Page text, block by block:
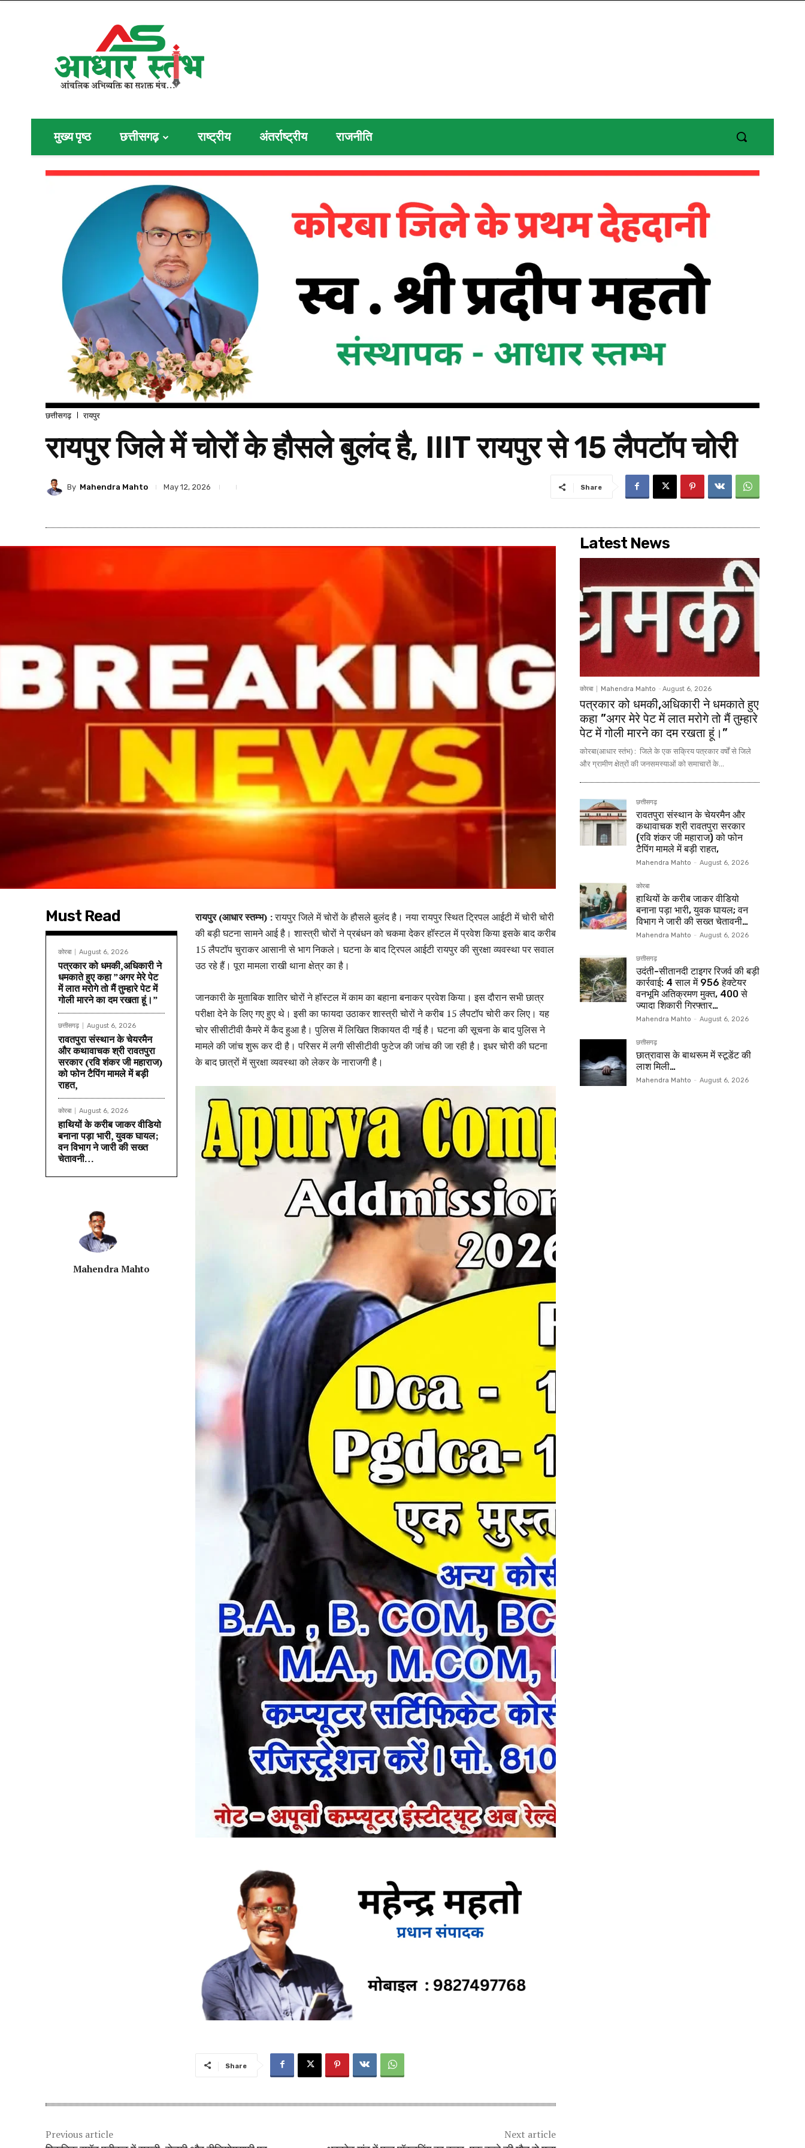
मुख्य पृष्ठ छत्तीसगढ़ राष्ट्रीय अंतर्राष्ट्रीय राजनीति
छत्तीसगढ़ रायपुर
रायपुर जिले में चोरों के हौसले बुलंद है, IIIT रायपुर से 15 लैपटॉप चोरी
By Mahendra Mahto May 12, 2026 Share
Must Read
कोरबा August 6, 2026
पत्रकार को धमकी,अधिकारी ने
धमकाते हुए कहा ”अगर मेरे पेट
में लात मरोगे तो मैं तुम्हारे पेट में
गोली मारने का दम रखता हूं।”
छत्तीसगढ़ August 6, 2026
रावतपुरा संस्थान के चेयरमैन
और कथावाचक श्री रावतपुरा
सरकार (रवि शंकर जी महाराज)
को फोन टैपिंग मामले में बड़ी
राहत,
कोरबा August 6, 2026
हाथियों के करीब जाकर वीडियो
बनाना पड़ा भारी, युवक घायल;
वन विभाग ने जारी की सख्त
चेतावनी…
Mahendra Mahto
रायपुर (आधार स्तम्भ) :रायपुर जिले में चोरों के हौसले बुलंद है। नया रायपुर स्थित ट्रिपल आईटी में चोरी चोरी
की बड़ी घटना सामने आई है। शास्त्री चोरों ने प्रबंधन को चकमा देकर हॉस्टल में प्रवेश किया इसके बाद करीब
15 लैपटॉप चुराकर आसानी से भाग निकले। घटना के बाद ट्रिपल आईटी रायपुर की सुरक्षा व्यवस्था पर सवाल
उठ रहे हैं। पूरा मामला राखी थाना क्षेत्र का है।
जानकारी के मुताबिक शातिर चोरों ने हॉस्टल में काम का बहाना बनाकर प्रवेश किया। इस दौरान सभी छात्र
परीक्षा देने के लिए गए हुए थे। इसी का फायदा उठाकर शास्त्री चोरों ने करीब 15 लैपटॉप चोरी कर लिए। यह
चोर सीसीटीवी कैमरे में कैद हुआ है। पुलिस में लिखित शिकायत दी गई है। घटना की सूचना के बाद पुलिस ने
मामले की जांच शुरू कर दी है। परिसर में लगी सीसीटीवी फुटेज की जांच की जा रही है। इधर चोरी की घटना
के बाद छात्रों में सुरक्षा व्यवस्था को लेकर के नाराजगी है।
Share
Previous article
Next article
Latest News
कोरबा Mahendra Mahto - August 6, 2026
पत्रकार को धमकी,अधिकारी ने धमकाते हुए
कहा ”अगर मेरे पेट में लात मरोगे तो मैं तुम्हारे
पेट में गोली मारने का दम रखता हूं।”
कोरबा(आधार स्तंभ) : जिले के एक सक्रिय पत्रकार वर्षों से जिले
और ग्रामीण क्षेत्रों की जनसमस्याओं को समाचारों के...
छत्तीसगढ़
रावतपुरा संस्थान के चेयरमैन और
कथावाचक श्री रावतपुरा सरकार
(रवि शंकर जी महाराज) को फोन
टैपिंग मामले में बड़ी राहत,
Mahendra Mahto - August 6, 2026
कोरबा
हाथियों के करीब जाकर वीडियो
बनाना पड़ा भारी, युवक घायल; वन
विभाग ने जारी की सख्त चेतावनी…
Mahendra Mahto - August 6, 2026
छत्तीसगढ़
उदंती-सीतानदी टाइगर रिजर्व की बड़ी
कार्रवाई: 4 साल में 956 हेक्टेयर
वनभूमि अतिक्रमण मुक्त, 400 से
ज्यादा शिकारी गिरफ्तार…
Mahendra Mahto - August 6, 2026
छत्तीसगढ़
छात्रावास के बाथरूम में स्टूडेंट की
लाश मिली…
Mahendra Mahto - August 6, 2026